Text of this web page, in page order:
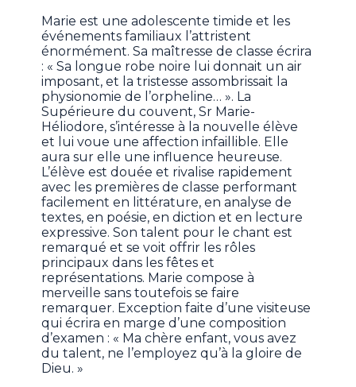
Marie est une adolescente timide et les
événements familiaux l’attristent
énormément. Sa maîtresse de classe écrira
: « Sa longue robe noire lui donnait un air
imposant, et la tristesse assombrissait la
physionomie de l’orpheline… ». La
Supérieure du couvent, Sr Marie-
Héliodore, s’intéresse à la nouvelle élève
et lui voue une affection infaillible. Elle
aura sur elle une influence heureuse.
L’élève est douée et rivalise rapidement
avec les premières de classe performant
facilement en littérature, en analyse de
textes, en poésie, en diction et en lecture
expressive. Son talent pour le chant est
remarqué et se voit offrir les rôles
principaux dans les fêtes et
représentations. Marie compose à
merveille sans toutefois se faire
remarquer. Exception faite d’une visiteuse
qui écrira en marge d’une composition
d’examen : « Ma chère enfant, vous avez
du talent, ne l’employez qu’à la gloire de
Dieu. »